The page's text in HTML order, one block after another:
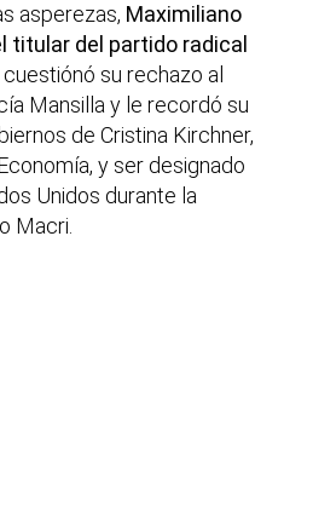
asperezas, Maximiliano
titular del partido radical
su rechazo al
Mansilla y le recordó su
de Cristina Kirchner,
y ser designado
Unidos durante la
Macri.